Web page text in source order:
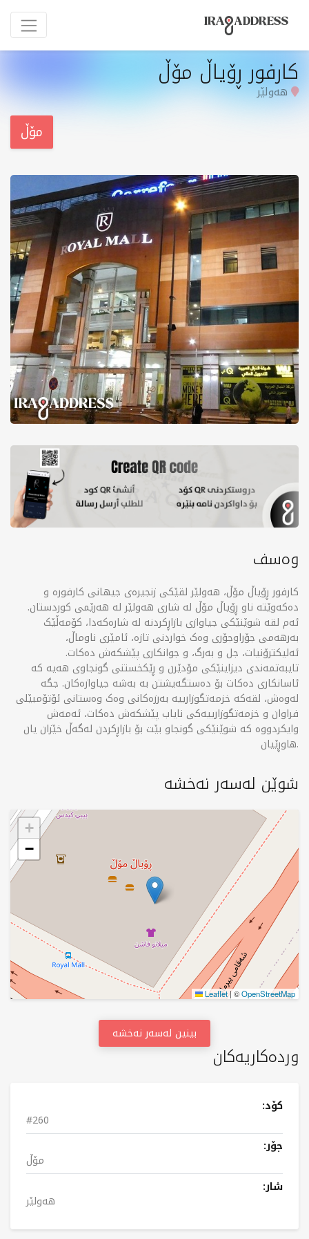
كارفور ڕۆیاڵ مۆڵ
هەولێر
مۆڵ
وردەکاریەکان
کۆد:
#260
جۆر:
مۆڵ
شار:
هەولێر
وەسف
کارفور ڕۆیاڵ مۆڵ، هەولێر لقێکی زنجیرەی جیهانی کارفورە و
دەکەوێتە ناو ڕۆیاڵ مۆڵ لە شاری هەولێر لە هەرێمی کوردستان.
ئەم لقە شوێنێکی جیاوازی بازاڕکردنە لە شارەکەدا، کۆمەڵێک
بەرهەمی جۆراوجۆری وەک خواردنی تازە، ئامێری ناوماڵ،
ئەلیکترۆنیات، جل و بەرگ، و جوانکاری پێشکەش دەکات.
تایبەتمەندی دیزاینێکی مۆدێرن و ڕێکخستنی گونجاوی هەیە کە
ئاسانکاری دەکات بۆ دەستگەیشتن بە بەشە جیاوازەکان. جگە
لەوەش، لقەکە خزمەتگوزارییە بەرزەکانی وەک وەستانی ئۆتۆمبێلی
فراوان و خزمەتگوزارییەکی نایاب پێشکەش دەکات، ئەمەش
وایکردووە کە شوێنێکی گونجاو بێت بۆ بازاڕکردن لەگەڵ خێزان یان
هاوڕێیان.
شوێن لەسەر نەخشە
+
−
Leaflet|©OpenStreetMap
بینین لەسەر نەخشە